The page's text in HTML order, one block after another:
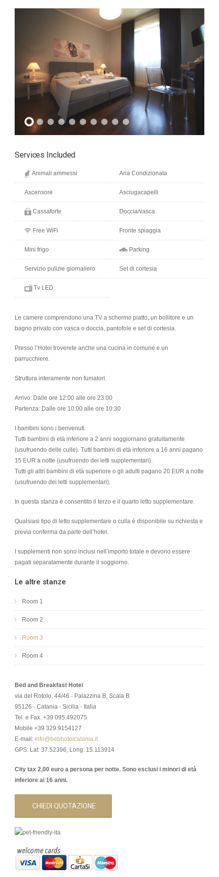
Services Included
Animali ammessi Aria Condizionata
Ascensore Asciugacapelli
Cassaforte Doccia/vasca
Free WiFi Fronte spiaggia
Mini frigo Parking
Servizio pulizie giornaliero Set di cortesia
Tv LED
Le camere comprendono una TV a schermo piatto, un bollitore e un
bagno privato con vasca o doccia, pantofole e set di cortesia.
Presso l’Hotei troverete anche una cucina in comune e un
parrucchiere.
Struttura interamente non fumatori.
Arrivo: Dalle ore 12:00 alle ore 23:00
Partenza: Dalle ore 10:00 alle ore 10:30
I bambini sono i benvenuti.
Tutti bambini di età inferiore a 2 anni soggiornano gratuitamente
(usufruendo delle culle). Tutti bambini di età inferiore a 16 anni pagano
15 EUR a notte (usufruendo dei letti supplementari).
Tutti gli altri bambini di età superiore o gli adulti pagano 20 EUR a notte
(usufruendo dei letti supplementari).
In questa stanza è consentito il terzo e il quarto letto supplementare.
Qualsiasi tipo di letto supplementare o culla è disponibile su richiesta e
previa conferma da parte dell’hotel.
I supplementi non sono inclusi nell’importo totale e devono essere
pagati separatamente durante il soggiorno.
Le altre stanze
Room 1
Room 2
Room 3
Room 4
Bed and Breakfast Hotei
via del Rotolo, 44/46 - Palazzina B, Scala B
95126 - Catania - Sicilia - Italia
Tel. e Fax. +39 095.492075
Mobile +39 329.9154127
E-mail: info@bebhoteicatania.it
GPS: Lat: 37.52396, Long: 15.113914
City tax 2,00 euro a persona per notte. Sono esclusi i minori di età
inferiore ai 16 anni.
CHIEDI QUOTAZIONE